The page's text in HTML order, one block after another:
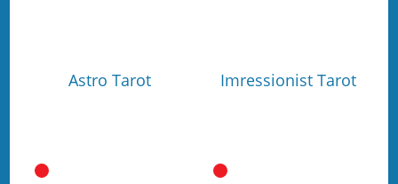
Astro Tarot Imressionist Tarot